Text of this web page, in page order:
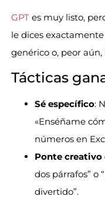
GPTes muy listo,
le dices
genérico o, peor
Tácticas
Sé específico:
«Enséñame
números en
Ponte creativo
dos párrafos” o
divertido”.